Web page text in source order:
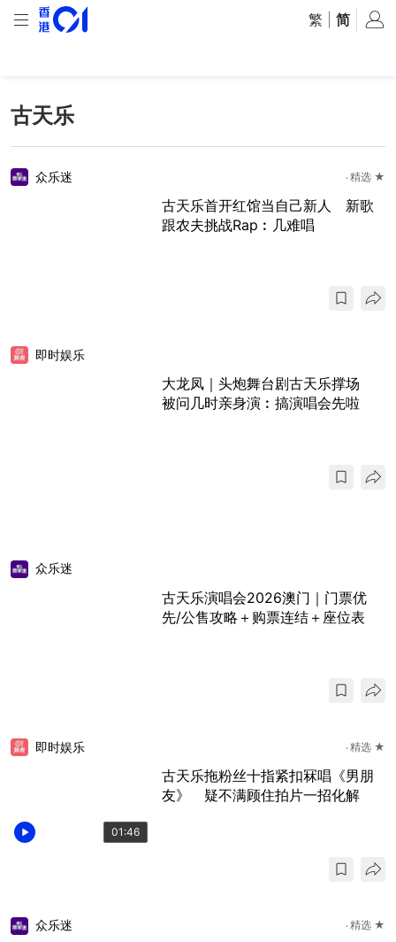
繁 简
古天乐
众乐迷 精选 ★
古天乐首开红馆当自己新人 新歌
跟农夫挑战Rap︰几难唱
即时娱乐
大龙凤｜头炮舞台剧古天乐撑场
被问几时亲身演︰搞演唱会先啦
众乐迷
古天乐演唱会2026澳门｜门票优
先/公售攻略＋购票连结＋座位表
01:46
即时娱乐 精选 ★
古天乐拖粉丝十指紧扣冧唱《男朋
友》 疑不满顾住拍片一招化解
众乐迷 精选 ★